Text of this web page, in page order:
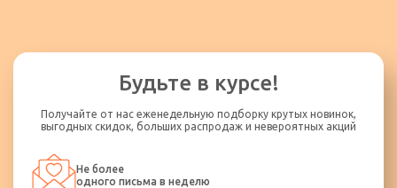
Будьте в курсе!
Получайте от нас еженедельную подборку крутых новинок,
выгодных скидок, больших распродаж и невероятных акций
Не более
одного письма в неделю